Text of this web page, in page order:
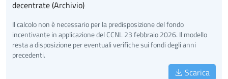
decentrate (Archivio)
Il calcolo non è necessario per la predisposizione del fondo
incentivante in applicazione del CCNL 23 febbraio 2026. Il modello
resta a disposizione per eventuali verifiche sui fondi degli anni
precedenti.
Scarica